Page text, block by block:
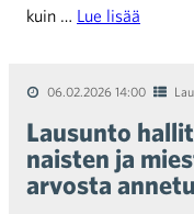
kuin … Lue lisää
06.02.2026 14:00
Lausunto
naisten ja
arvosta